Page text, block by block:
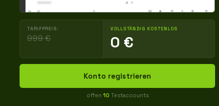
TARIFPREIS:
999 €
VOLLSTÄNDIG KOSTENLOS
0 €
Konto registrieren
offen 10 Testaccounts